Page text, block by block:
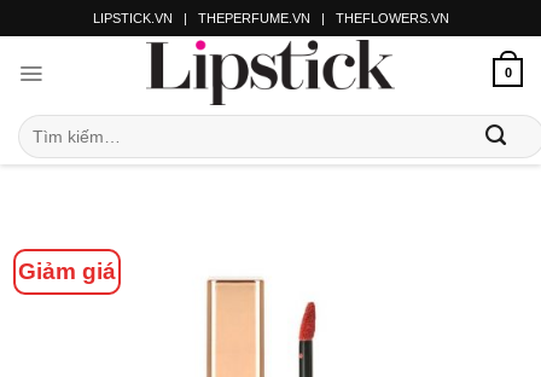
LIPSTICK.VN | THEPERFUME.VN | THEFLOWERS.VN
0
Giảm giá